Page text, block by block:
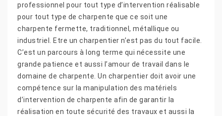
professionnel pour tout type d’intervention réalisable
pour tout type de charpente que ce soit une
charpente fermette, traditionnel, métallique ou
industriel. Etre un charpentier n’est pas du tout facile.
C’est un parcours à long terme qui nécessite une
grande patience et aussi l’amour de travail dans le
domaine de charpente. Un charpentier doit avoir une
compétence sur la manipulation des matériels
d’intervention de charpente afin de garantir la
réalisation en toute sécurité des travaux et aussi la